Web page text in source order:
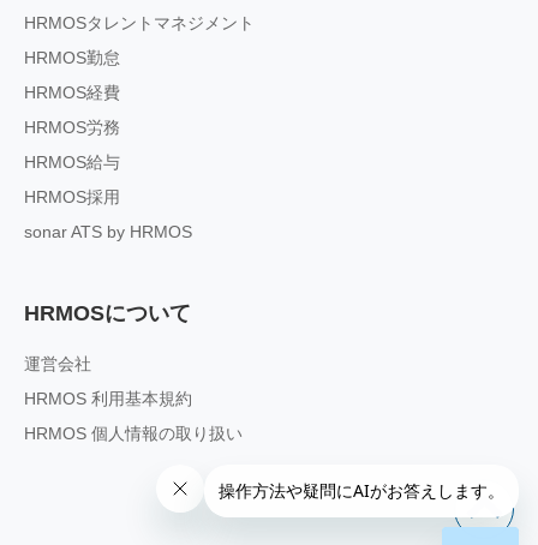
HRMOSタレントマネジメント
HRMOS勤怠
HRMOS経費
HRMOS労務
HRMOS給与
HRMOS採用
sonar ATS by HRMOS
HRMOSについて
運営会社
HRMOS 利用基本規約
HRMOS 個人情報の取り扱い